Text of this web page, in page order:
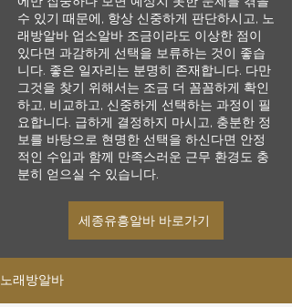
수 있기 때문에, 항상 신중하게 판단하시고, 노
래방알바 업소알바 조금이라도 이상한 점이
있다면 과감하게 선택을 보류하는 것이 좋습
니다. 좋은 일자리는 분명히 존재합니다. 다만
그것을 찾기 위해서는 조금 더 꼼꼼하게 확인
하고, 비교하고, 신중하게 선택하는 과정이 필
요합니다. 급하게 결정하지 마시고, 충분한 정
보를 바탕으로 현명한 선택을 하신다면 안정
적인 수입과 함께 만족스러운 근무 환경도 충
분히 얻으실 수 있습니다.
세종유흥알바 바로가기
노래방알바